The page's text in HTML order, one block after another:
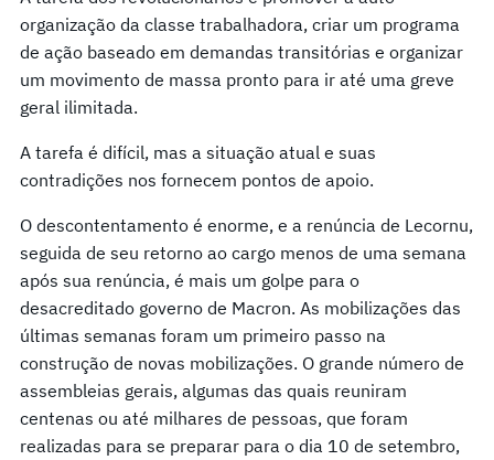
organização da classe trabalhadora, criar um programa
de ação baseado em demandas transitórias e organizar
um movimento de massa pronto para ir até uma greve
geral ilimitada.
A tarefa é difícil, mas a situação atual e suas
contradições nos fornecem pontos de apoio.
O descontentamento é enorme, e a renúncia de Lecornu,
seguida de seu retorno ao cargo menos de uma semana
após sua renúncia, é mais um golpe para o
desacreditado governo de Macron. As mobilizações das
últimas semanas foram um primeiro passo na
construção de novas mobilizações. O grande número de
assembleias gerais, algumas das quais reuniram
centenas ou até milhares de pessoas, que foram
realizadas para se preparar para o dia 10 de setembro,